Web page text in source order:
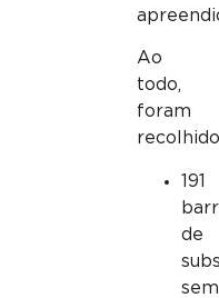
Ao
todo,
foram
191
de